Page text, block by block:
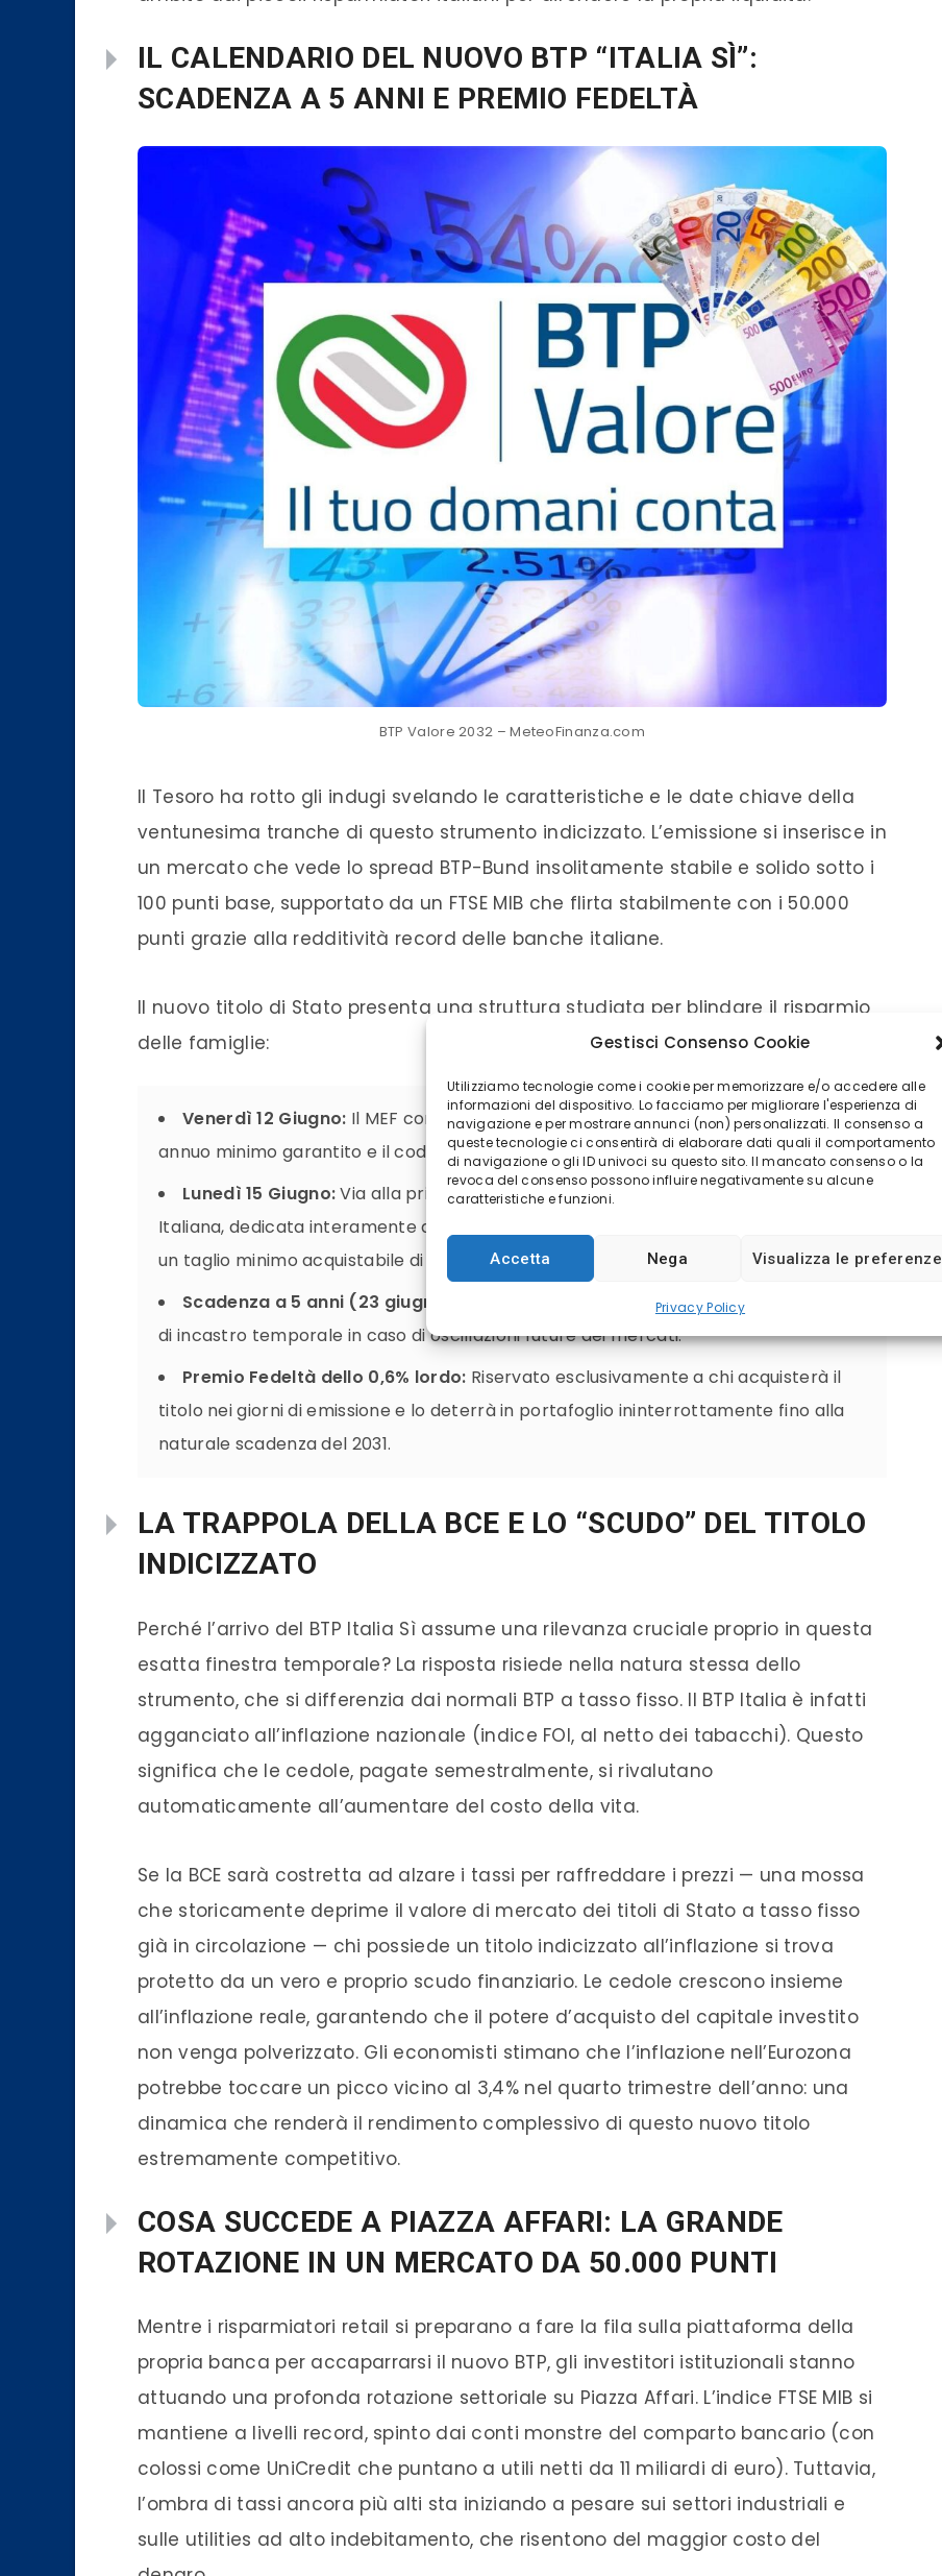
Gestisci Consenso Cookie
Utilizziamo tecnologie come i cookie per memorizzare e/o accedere alle
informazioni del dispositivo. Lo facciamo per migliorare l'esperienza di
navigazione e per mostrare annunci (non) personalizzati. Il consenso a
queste tecnologie ci consentirà di elaborare dati quali il comportamento
di navigazione o gli ID univoci su questo sito. Il mancato consenso o la
revoca del consenso possono influire negativamente su alcune
caratteristiche e funzioni.
Accetta Nega Visualizza le preferenze
Privacy Policy
IL CALENDARIO DEL NUOVO BTP “ITALIA SÌ”:
SCADENZA A 5 ANNI E PREMIO FEDELTÀ
BTP Valore 2032 – MeteoFinanza.com
Il Tesoro ha rotto gli indugi svelando le caratteristiche e le date chiave della
ventunesima tranche di questo strumento indicizzato. L’emissione si inserisce in
un mercato che vede lo spread BTP-Bund insolitamente stabile e solido sotto i
100 punti base, supportato da un FTSE MIB che flirta stabilmente con i 50.000
punti grazie alla redditività record delle banche italiane.
Il nuovo titolo di Stato presenta una struttura studiata per blindare il risparmio
delle famiglie:
Venerdì 12 Giugno: Il MEF comunicherà ufficialmente il tasso cedolare reale
annuo minimo garantito e il codice ISIN del titolo.
Lunedì 15 Giugno:Via alla prima fase del collocamento sul mercato MOT di Borsa
Italiana, dedicata interamente ai risparmiatori retail (i piccoli investitori privati), con
un taglio minimo acquistabile di appena 1.000 euro.
Scadenza a 5 anni (23 giugno 2031):
Una durata intermedia che riduce il rischio
di incastro temporale in caso di oscillazioni future dei mercati.
Premio Fedeltà dello 0,6% lordo: Riservato esclusivamente a chi acquisterà il
titolo nei giorni di emissione e lo deterrà in portafoglio ininterrottamente fino alla
naturale scadenza del 2031.
LA TRAPPOLA DELLA BCE E LO “SCUDO” DEL TITOLO
INDICIZZATO
Perché l’arrivo del BTP Italia Sì assume una rilevanza cruciale proprio in questa
esatta finestra temporale? La risposta risiede nella natura stessa dello
strumento, che si differenzia dai normali BTP a tasso fisso. Il BTP Italia è infatti
agganciato all’inflazione nazionale (indice FOI, al netto dei tabacchi). Questo
significa che le cedole, pagate semestralmente, si rivalutano
automaticamente all’aumentare del costo della vita.
Se la BCE sarà costretta ad alzare i tassi per raffreddare i prezzi — una mossa
che storicamente deprime il valore di mercato dei titoli di Stato a tasso fisso
già in circolazione — chi possiede un titolo indicizzato all’inflazione si trova
protetto da un vero e proprio scudo finanziario. Le cedole crescono insieme
all’inflazione reale, garantendo che il potere d’acquisto del capitale investito
non venga polverizzato. Gli economisti stimano che l’inflazione nell’Eurozona
potrebbe toccare un picco vicino al 3,4% nel quarto trimestre dell’anno: una
dinamica che renderà il rendimento complessivo di questo nuovo titolo
estremamente competitivo.
COSA SUCCEDE A PIAZZA AFFARI: LA GRANDE
ROTAZIONE IN UN MERCATO DA 50.000 PUNTI
Mentre i risparmiatori retail si preparano a fare la fila sulla piattaforma della
propria banca per accaparrarsi il nuovo BTP, gli investitori istituzionali stanno
attuando una profonda rotazione settoriale su Piazza Affari. L’indice FTSE MIB si
mantiene a livelli record, spinto dai conti monstre del comparto bancario (con
colossi come UniCredit che puntano a utili netti da 11 miliardi di euro). Tuttavia,
l’ombra di tassi ancora più alti sta iniziando a pesare sui settori industriali e
sulle utilities ad alto indebitamento, che risentono del maggior costo del